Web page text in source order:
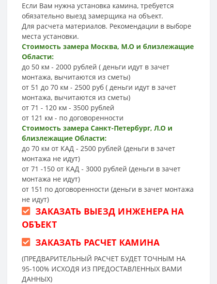
Если Вам нужна установка камина, требуется
обязательно выезд замерщика на объект.
Для расчета материалов. Рекомендации в выборе
места установки.
Стоимость замера Москва, М.О и близлежащие
Области:
до 50 км - 2000 рублей ( деньги идут в зачет
монтажа, вычитаются из сметы)
от 51 до 70 км - 2500 руб ( деньги идут в зачет
монтажа, вычитаются из сметы)
от 71 - 120 км - 3500 рублей
от 121 км - по договоренности
Стоимость замера Санкт-Петербург, Л.О и
близлежащие Области:
до 70 км от КАД - 2500 рублей (деньги в зачет
монтажа не идут)
от 71 -150 от КАД - 3000 рублей (деньги в зачет
монтажа не идут)
от 151 по договоренности (деньги в зачет монтажа
не идут)
ЗАКАЗАТЬ ВЫЕЗД ИНЖЕНЕРА НА
ОБЪЕКТ
ЗАКАЗАТЬ РАСЧЕТ КАМИНА
(ПРЕДВАРИТЕЛЬНЫЙ РАСЧЕТ БУДЕТ ТОЧНЫМ НА
95-100% ИСХОДЯ ИЗ ПРЕДОСТАВЛЕННЫХ ВАМИ
ДАННЫХ)